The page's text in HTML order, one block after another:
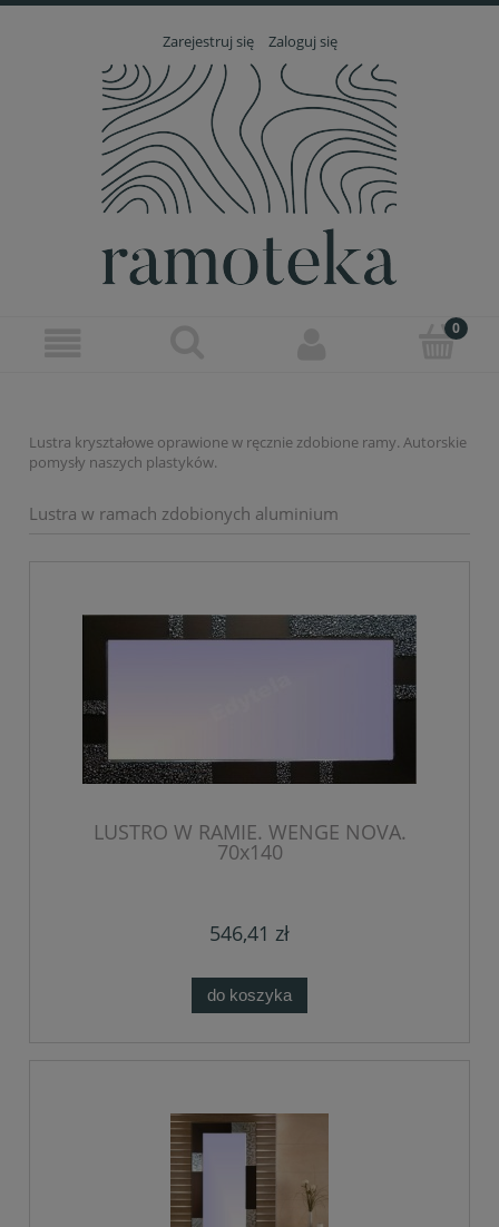
Zarejestruj się Zaloguj się
Lustra kryształowe oprawione w ręcznie zdobione ramy. Autorskie
pomysły naszych plastyków.
Lustra w ramach zdobionych aluminium
LUSTRO W RAMIE. WENGE NOVA.
70x140
546,41 zł
do koszyka